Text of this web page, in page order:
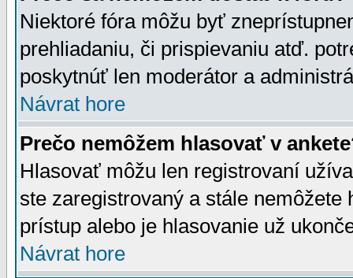
Niektoré fóra môžu byť
prehliadaniu, či prispievaniu atď.
poskytnúť len moderátor a
Návrat hore
Prečo nemôžem hlasovať v
Hlasovať môžu len registrovaní
ste zaregistrovaný a stále
prístup alebo je hlasovanie už
Návrat hore